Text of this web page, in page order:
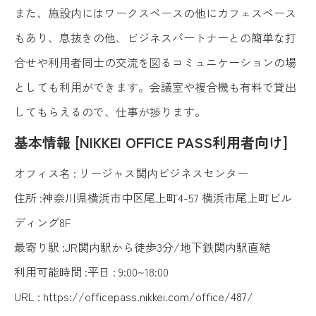
また、施設内にはワークスペースの他にカフェスペース
もあり、息抜きの他、ビジネスパートナーとの簡単な打
合せや利用者同士の交流を図るコミュニケーションの場
としても利用ができます。会議室や複合機も有料で貸出
してもらえるので、仕事が捗ります。
基本情報 [NIKKEI OFFICE PASS利用者向け]
オフィス名 : リージャス関内ビジネスセンター
住所 :神奈川県横浜市中区尾上町4-57 横浜市尾上町ビル
ディング8F
最寄り駅 :JR関内駅から徒歩3分/地下鉄関内駅直結
利用可能時間 :平日 : 9:00~18:00
URL : https://officepass.nikkei.com/office/487/